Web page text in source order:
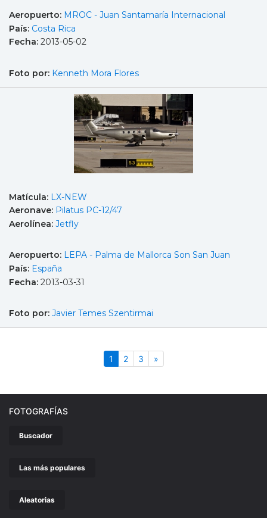
Aeropuerto: MROC - Juan Santamaría Internacional
País: Costa Rica
Fecha: 2013-05-02
Foto por: Kenneth Mora Flores
Matícula: LX-NEW
Aeronave: Pilatus PC-12/47
Aerolínea: Jetfly
Aeropuerto: LEPA - Palma de Mallorca Son San Juan
País: España
Fecha: 2013-03-31
Foto por: Javier Temes Szentirmai
1 (actual)
2 3 »Siguiente
FOTOGRAFÍAS
Buscador
Las más populares
Aleatorias